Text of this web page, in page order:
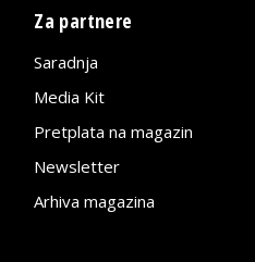
Za partnere
Saradnja
Media Kit
Pretplata na magazin
Newsletter
Arhiva magazina